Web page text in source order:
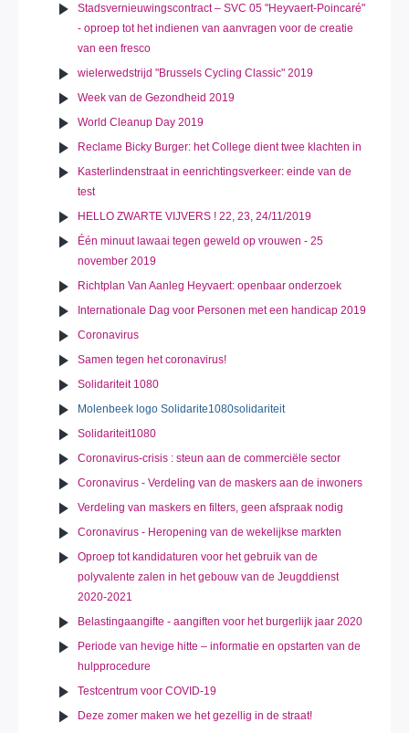
Stadsvernieuwingscontract – SVC 05 "Heyvaert-Poincaré"
- oproep tot het indienen van aanvragen voor de creatie
van een fresco
wielerwedstrijd "Brussels Cycling Classic" 2019
Week van de Gezondheid 2019
World Cleanup Day 2019
Reclame Bicky Burger: het College dient twee klachten in
Kasterlindenstraat in eenrichtingsverkeer: einde van de
test
HELLO ZWARTE VIJVERS ! 22, 23, 24/11/2019
Één minuut lawaai tegen geweld op vrouwen - 25
november 2019
Richtplan Van Aanleg Heyvaert: openbaar onderzoek
Internationale Dag voor Personen met een handicap 2019
Coronavirus
Samen tegen het coronavirus!
Solidariteit 1080
Molenbeek logo Solidarite1080solidariteit
Solidariteit1080
Coronavirus-crisis : steun aan de commerciële sector
Coronavirus - Verdeling van de maskers aan de inwoners
Verdeling van maskers en filters, geen afspraak nodig
Coronavirus - Heropening van de wekelijkse markten
Oproep tot kandidaturen voor het gebruik van de
polyvalente zalen in het gebouw van de Jeugddienst
2020-2021
Belastingaangifte - aangiften voor het burgerlijk jaar 2020
Periode van hevige hitte – informatie en opstarten van de
hulpprocedure
Testcentrum voor COVID-19
Deze zomer maken we het gezellig in de straat!